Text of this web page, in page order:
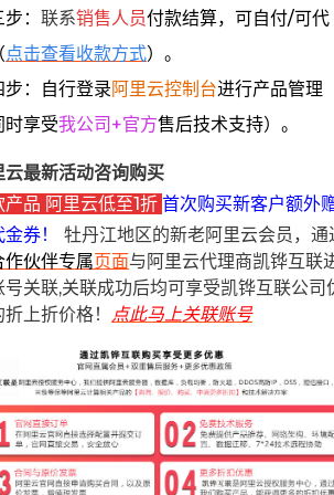
： 联系销售人员付款结算，可自付/可代
点击查看收款方式）。
步：自行登录 阿里云控制台进行产品管理
时享受我公司+官方售后技术支持）。
云最新活动咨询购买
产品 阿里云低至1折 首次购买新客户额外
券！
牡丹江地区的新老阿里云会员，通
作伙伴专属页面与阿里云代理商凯铧互联
号关联,关联成功后均可享受凯铧互联公司
上折价格！ 点此马上关联账号